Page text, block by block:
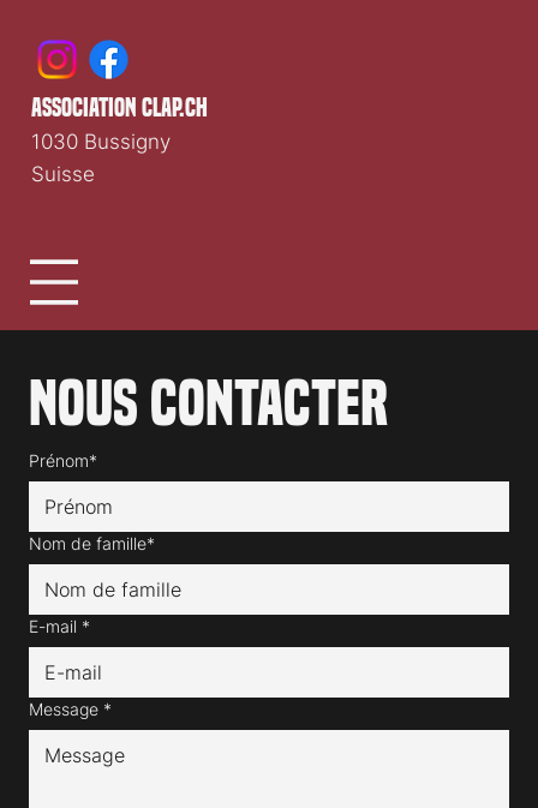
Nous contacter
Prénom*
Nom de famille*
E-mail *
Message *
association clap.ch
1030 Bussigny
Suisse